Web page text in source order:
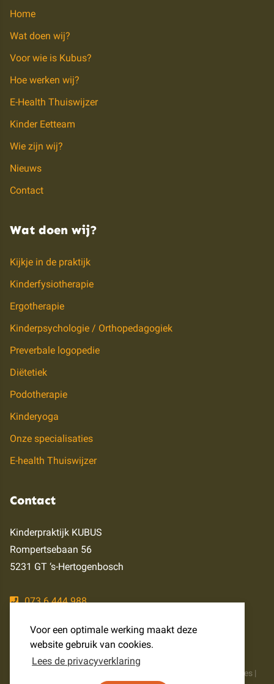
Voor een optimale werking maakt deze
website gebruik van cookies.
Lees de privacyverklaring
Home
Wat doen wij?
Voor wie is Kubus?
Hoe werken wij?
E-Health Thuiswijzer
Kinder Eetteam
Wie zijn wij?
Nieuws
Contact
Wat doen wij?
Kijkje in de praktijk
Kinderfysiotherapie
Ergotherapie
Kinderpsychologie / Orthopedagogiek
Preverbale logopedie
Diëtetiek
Podotherapie
Kinderyoga
Onze specialisaties
E-health Thuiswijzer
Contact
Kinderpraktijk KUBUS
Rompertsebaan 56
5231 GT ‘s-Hertogenbosch
073 6 444 988
Cookies|